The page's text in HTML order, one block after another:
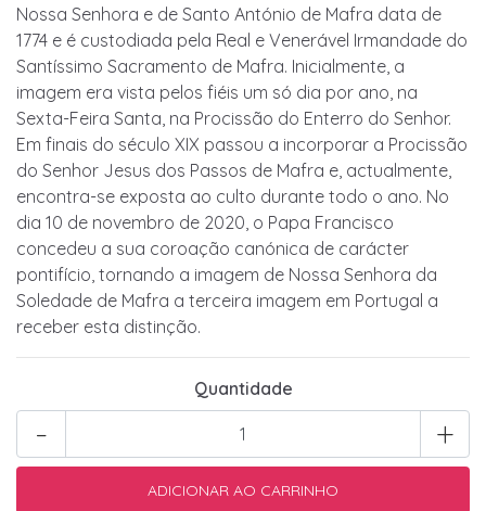
Nossa Senhora e de Santo António de Mafra data de
1774 e é custodiada pela Real e Venerável Irmandade do
Santíssimo Sacramento de Mafra. Inicialmente, a
imagem era vista pelos fiéis um só dia por ano, na
Sexta-Feira Santa, na Procissão do Enterro do Senhor.
Em finais do século XIX passou a incorporar a Procissão
do Senhor Jesus dos Passos de Mafra e, actualmente,
encontra-se exposta ao culto durante todo o ano. No
dia 10 de novembro de 2020, o Papa Francisco
concedeu a sua coroação canónica de carácter
pontifício, tornando a imagem de Nossa Senhora da
Soledade de Mafra a terceira imagem em Portugal a
receber esta distinção.
Quantidade
+
-